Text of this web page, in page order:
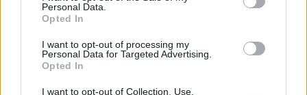
Personal Data.
Opted In
I want to opt-out of processing my
Personal Data for Targeted Advertising.
Opted In
I want to opt-out of Collection, Use,
Engineering Workbench”, ambiente di sviluppo del prodotto basato
su cloud. Questo fornirà flussi di lavoro automatizzati per gestire lo
sviluppo e il test di software, effettuare simulazioni ad alte